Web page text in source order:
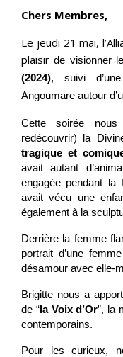
Chers Membres,
Le jeudi 21 mai,
plaisirde visionner
(2024), suivi
Angoumare autour
Cette soirée
redécouvrir) la
tragique et
avait autant
engagée pendant la
avait vécu une
également à la
Derrière la femme
portrait d’une
désamour avec elle-
Brigitte nous a
de “la Voix d’Or”, la
contemporains.
Pour les curieux,